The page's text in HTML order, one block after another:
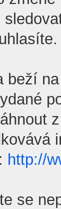
beží
z
http://
se